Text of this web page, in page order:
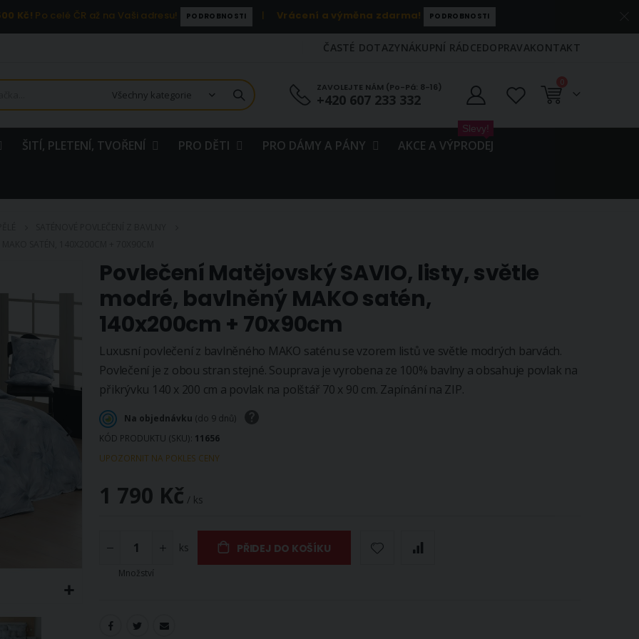
Kč! Po celé ČR až na Vaši adresu! PODROBNOSTI | Vrácení a výměna zdarma! PODROBNOSTI
ČASTÉ DOTAZYNÁKUPNÍ RÁDCEDOPRAVAKONTAKT
ZAVOLEJTE NÁM (Po-Pá: 8-16)
+420 607 233 332 Košík
0položky
ŠITÍ, PLETENÍ, TVOŘENÍ PRO DĚTI PRO DÁMY A PÁNY AKCE A VÝPRODEJ
Slevy!
Povlečení Matějovský SAVIO, listy, světle
modré, bavlněný MAKO satén,
140x200cm + 70x90cm
Luxusní povlečení z bavlněného MAKO saténu se vzorem listů ve světle modrých barvách.
Povlečení je z obou stran stejné. Souprava je vyrobena ze 100% bavlny a obsahuje povlak na
přikrývku 140 x 200 cm a povlak na polštář 70 x 90 cm. Zapínání na ZIP.
Na objednávku (do 9 dnů)
KÓD PRODUKTU (SKU) 11656
UPOZORNIT NA POKLES CENY
1 790 Kč / ks
Množství
ks PŘIDEJ DO KOŠÍKU